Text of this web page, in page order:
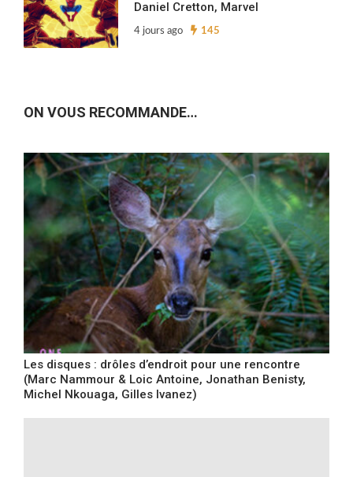
Daniel Cretton, Marvel
4 jours ago 145
ON VOUS RECOMMANDE…
Les disques : drôles d’endroit pour une rencontre
(Marc Nammour & Loic Antoine, Jonathan Benisty,
Michel Nkouaga, Gilles Ivanez)